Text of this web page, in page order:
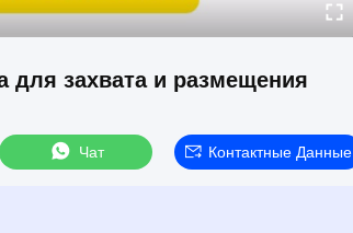
для захвата и размещения
Чат Контактные Данные